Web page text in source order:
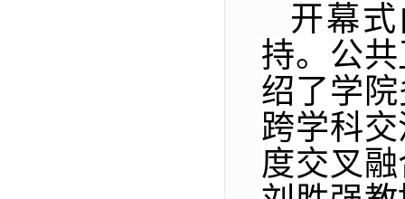
开幕
持。公
绍了学
跨学科
度交叉